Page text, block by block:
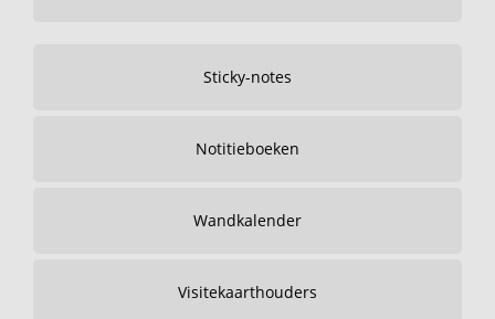
Sticky-notes
Notitieboeken
Wandkalender
Visitekaarthouders